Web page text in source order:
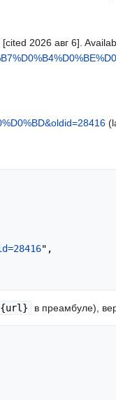
2026 авг 6].
",
в преамбуле),